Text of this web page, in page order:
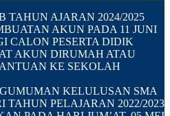
TAHUN AJARAN 2024/2025
AKUN PADA 11 JUNI
CALON PESERTA DIDIK
AKUN DIRUMAH ATAU
KE SEKOLAH
KELULUSAN SMA
TAHUN PELAJARAN 2022/2023